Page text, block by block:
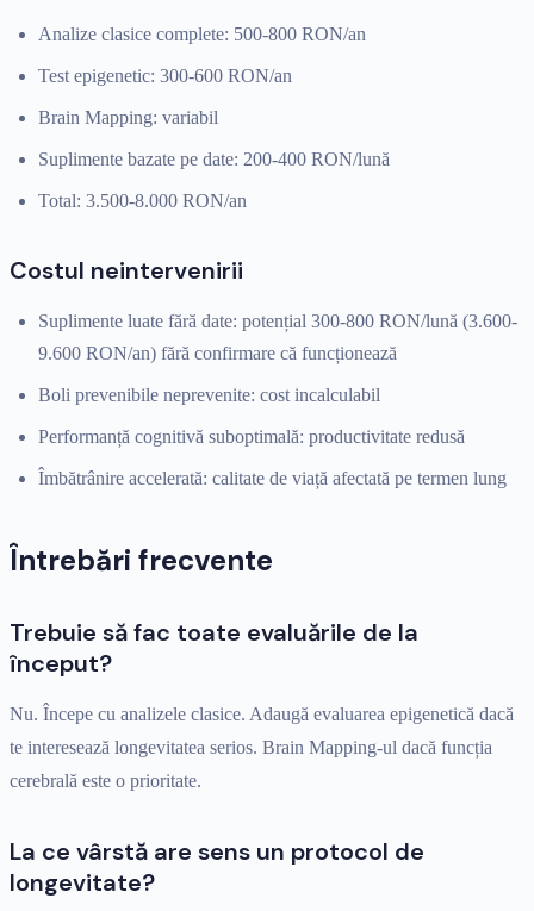
Analize clasice complete: 500-800 RON/an
Test epigenetic: 300-600 RON/an
Brain Mapping: variabil
Suplimente bazate pe date: 200-400 RON/lună
Total: 3.500-8.000 RON/an
Costul neintervenirii
Suplimente luate fără date: potențial 300-800 RON/lună (3.600-
9.600 RON/an) fără confirmare că funcționează
Boli prevenibile neprevenite: cost incalculabil
Performanță cognitivă suboptimală: productivitate redusă
Îmbătrânire accelerată: calitate de viață afectată pe termen lung
Întrebări frecvente
Trebuie să fac toate evaluările de la
început?
Nu. Începe cu analizele clasice. Adaugă evaluarea epigenetică dacă
te interesează longevitatea serios. Brain Mapping-ul dacă funcția
cerebrală este o prioritate.
La ce vârstă are sens un protocol de
longevitate?